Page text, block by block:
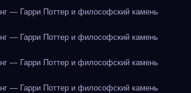
— Гарри Поттер и философский камень
— Гарри Поттер и философский камень
— Гарри Поттер и философский камень
— Гарри Поттер и философский камень